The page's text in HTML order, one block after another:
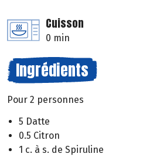
Cuisson
0 min
Ingrédients
Pour 2 personnes
5 Datte
0.5 Citron
1 c. à s. de Spiruline